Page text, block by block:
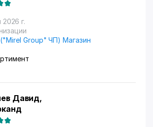
г.
Group" ЧП) Магазин
Давид,